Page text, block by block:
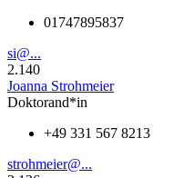
01747895837
si@...
2.140
Joanna Strohmeier
Doktorand*in
+49 331 567 8213
strohmeier@...